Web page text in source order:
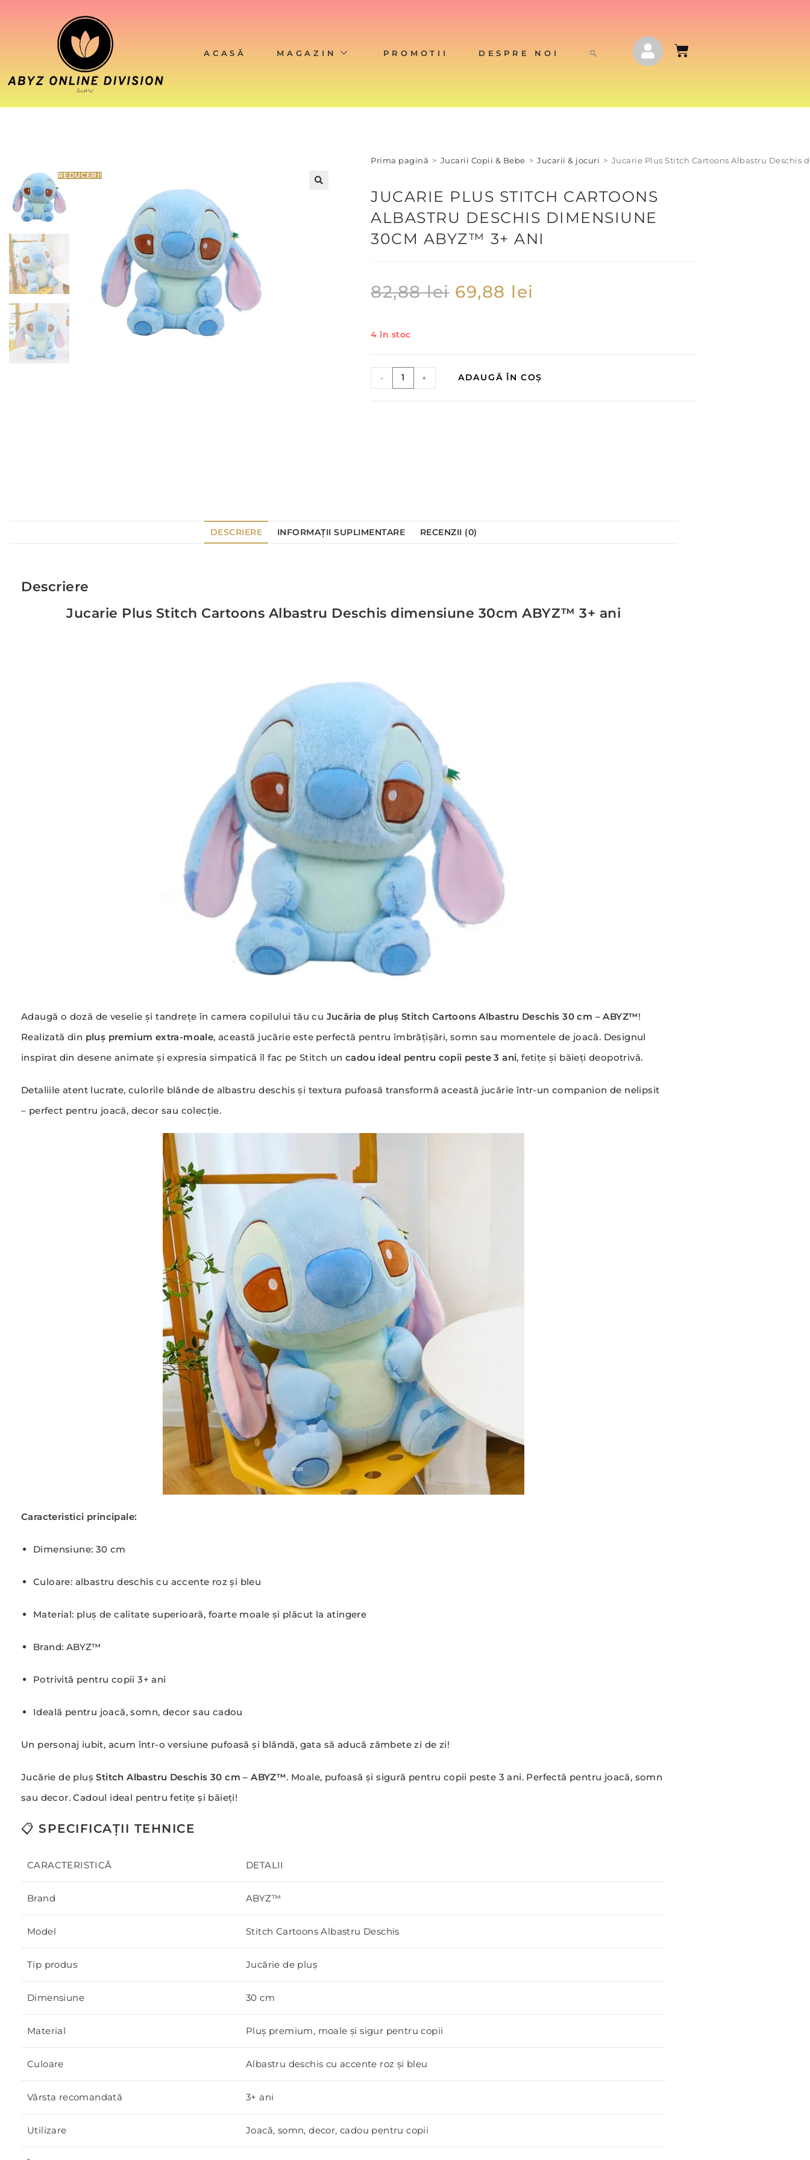
ACASĂ MAGAZIN PROMOTII DESPRE NOI
REDUCERI!
Prima pagină > Jucarii Copii & Bebe > Jucarii & jocuri > Jucarie Plus Stitch Cartoons Albastru Deschis
JUCARIE PLUS STITCH CARTOONS
ALBASTRU DESCHIS DIMENSIUNE
30CM ABYZ™ 3+ ANI
82,88lei 69,88 lei
4 în stoc
- + ADAUGĂ ÎN COȘ
DESCRIERE INFORMAȚII SUPLIMENTARE RECENZII (0)
Descriere
Jucarie Plus Stitch Cartoons Albastru Deschis dimensiune 30cm ABYZ™ 3+ ani
Adaugă o doză de veselie și tandrețe în camera copilului tău cu Jucăria de pluș Stitch Cartoons Albastru Deschis 30 cm – ABYZ™!
Realizată din pluș premium extra-moale, această jucărie este perfectă pentru îmbrățișări, somn sau momentele de joacă. Designul
inspirat din desene animate și expresia simpatică îl fac pe Stitch un cadou ideal pentru copii peste 3 ani, fetițe și băieți deopotrivă.
Detaliile atent lucrate, culorile blânde de albastru deschis și textura pufoasă transformă această jucărie într-un companion de nelipsit
– perfect pentru joacă, decor sau colecție.
Caracteristici principale:
Dimensiune: 30 cm
Culoare: albastru deschis cu accente roz și bleu
Material: pluș de calitate superioară, foarte moale și plăcut la atingere
Brand: ABYZ™
Potrivită pentru copii 3+ ani
Ideală pentru joacă, somn, decor sau cadou
Un personaj iubit, acum într-o versiune pufoasă și blândă, gata să aducă zâmbete zi de zi!
Jucărie de plușStitch Albastru Deschis 30 cm – ABYZ™. Moale, pufoasă și sigură pentru copii peste 3 ani. Perfectă pentru joacă, somn
sau decor. Cadoul ideal pentru fetițe și băieți!
📋 SPECIFICAȚII TEHNICE
CARACTERISTICĂ DETALII
Brand ABYZ™
Model Stitch Cartoons Albastru Deschis
Tip produs Jucărie de pluș
Dimensiune 30 cm
Material Pluș premium, moale și sigur pentru copii
Culoare Albastru deschis cu accente roz și bleu
Vârsta recomandată 3+ ani
Utilizare Joacă, somn, decor, cadou pentru copii